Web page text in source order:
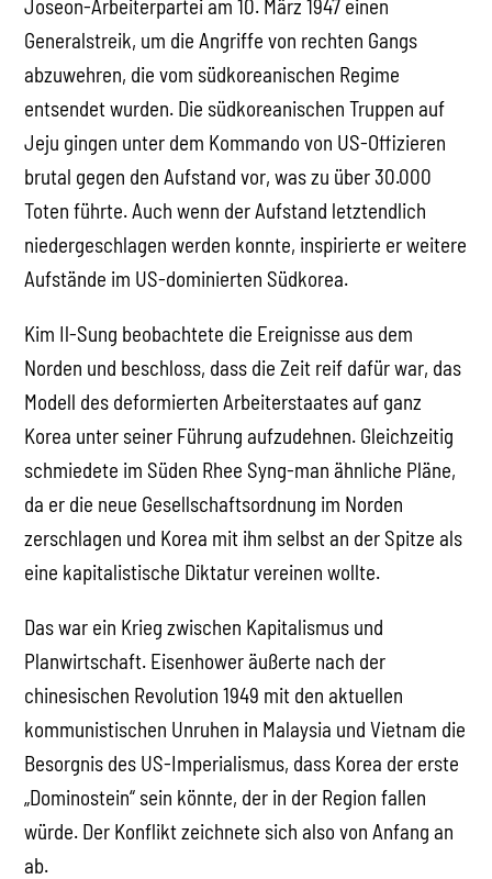
Joseon-Arbeiterpartei am 10. März 1947 einen
Generalstreik, um die Angriffe von rechten Gangs
abzuwehren, die vom südkoreanischen Regime
entsendet wurden. Die südkoreanischen Truppen auf
Jeju gingen unter dem Kommando von US-Offizieren
brutal gegen den Aufstand vor, was zu über 30.000
Toten führte. Auch wenn der Aufstand letztendlich
niedergeschlagen werden konnte, inspirierte er weitere
Aufstände im US-dominierten Südkorea.
Kim Il-Sung beobachtete die Ereignisse aus dem
Norden und beschloss, dass die Zeit reif dafür war, das
Modell des deformierten Arbeiterstaates auf ganz
Korea unter seiner Führung aufzudehnen. Gleichzeitig
schmiedete im Süden Rhee Syng-man ähnliche Pläne,
da er die neue Gesellschaftsordnung im Norden
zerschlagen und Korea mit ihm selbst an der Spitze als
eine kapitalistische Diktatur vereinen wollte.
Das war ein Krieg zwischen Kapitalismus und
Planwirtschaft. Eisenhower äußerte nach der
chinesischen Revolution 1949 mit den aktuellen
kommunistischen Unruhen in Malaysia und Vietnam die
Besorgnis des US-Imperialismus, dass Korea der erste
„Dominostein“ sein könnte, der in der Region fallen
würde. Der Konflikt zeichnete sich also von Anfang an
ab.